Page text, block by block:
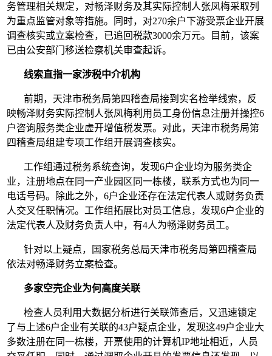
务管理相关规定，对畅泽财务及其实际控制人张凤梅采取列
为重点监管对象等措施。同时，对270余户下游受票企业开展
调查核实或立案检查，已追回税款3000余万元。目前，该案
已由公安部门移送检察机关审查起诉。
线索直指一家涉税中介机构
前期，天津市税务局第四稽查局接到实名检举线索，反
映畅泽财务实际控制人张凤梅利用员工身份信息注册并操控6
户咨询服务类企业虚开增值税发票。对此，天津市税务局第
四稽查局组建专项工作组开展调查核实。
工作组通过税务系统查询，发现6户企业均为服务类企
业，注册地点在同一产业园区同一栋楼，联系方式也为同一
电话号码。除此之外，6户企业还存在法定代表人或财务负责
人交叉任职情况。工作组拓展比对员工信息，发现6户企业的
法定代表人及财务负责人中，有4人为畅泽财务员工。
针对以上疑点，国家税务总局天津市税务局第四稽查局
依法对畅泽财务立案检查。
多家空壳企业为何高度关联
检查人员利用大数据分析进行关联筛查后，又迅速锁定
了与上述6户企业有关联的43户疑点企业，发现这49户企业大
多数注册在同一栋楼，开票使用的计算机IP地址相近，人员